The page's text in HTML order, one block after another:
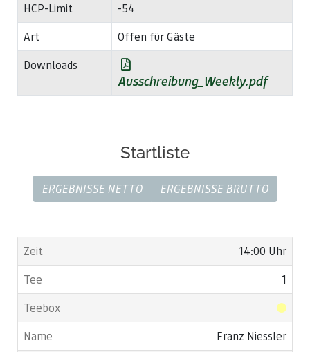
HCP-Limit
-54
Art
Offen für Gäste
Downloads
Ausschreibung_Weekly.pdf
Startliste
ERGEBNISSE NETTO ERGEBNISSE BRUTTO
14:00 Uhr
1
Franz Niessler